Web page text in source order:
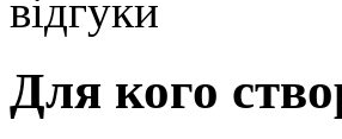
Для кого